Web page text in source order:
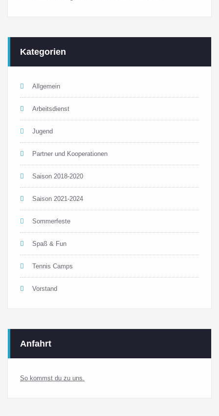
Kategorien
Allgemein
Arbeitsdienst
Jugend
Partner und Kooperationen
Saison 2018-2020
Saison 2021-2024
Sommerfeste
Spaß & Fun
Tennis Camps
Vorstand
Anfahrt
So kommst du zu uns.